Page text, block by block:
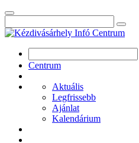
Centrum
Aktuális
Legfrissebb
Ajánlat
Kalendárium